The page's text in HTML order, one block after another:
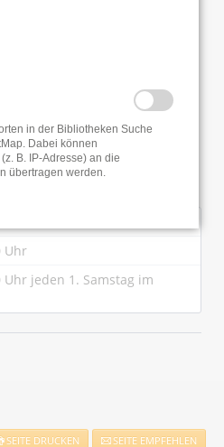
Uhr
Uhr jeden 1. Samstag im
SEITE DRUCKEN SEITE EMPFEHLEN
in der Bibliotheken Suche
Dabei können
B. IP-Adresse) an die
übertragen werden.